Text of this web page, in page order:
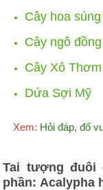
Cây hoa súng
Cây ngô
Cây Xô
Dứa Sợi Mỹ
Xem: Hỏi đáp, đố
Tai tượng đuôi
phần: Acalypha